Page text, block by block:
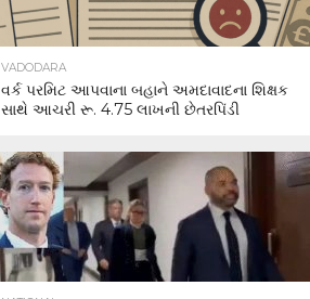
VADODARA
વર્ક પરમિટ આપવાના બહાને અમદાવાદના શિક્ષક
સાથે આચરી રૂ. 4.75 લાખની છેતરપિંડી